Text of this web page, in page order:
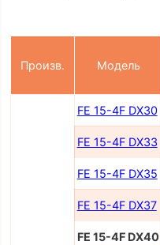
Произв. Модель
FE 15-4F DX30
FE 15-4F DX33
FE 15-4F DX35
FE 15-4F DX37
FE 15-4F DX40